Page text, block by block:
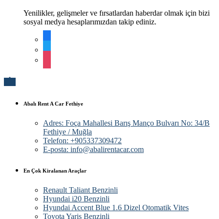
Yenilikler, gelişmeler ve fırsatlardan haberdar olmak için bizi
sosyal medya hesaplarımızdan takip ediniz.

Abalı Rent A Car Fethiye
Adres: Foça Mahallesi Barış Manço Bulvarı No: 34/B
Fethiye / Muğla
Telefon: +905337309472
E-posta: info@abalirentacar.com
En Çok Kiralanan Araçlar
Renault Taliant Benzinli
Hyundai i20 Benzinli
Hyundai Accent Blue 1.6 Dizel Otomatik Vites
Toyota Yaris Benzinli